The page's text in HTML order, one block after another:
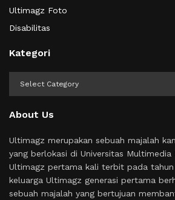
Ultimagz Foto
Disabilitas
Kategori
About Us
Ultimagz merupakan sebuah majalah
yang berlokasi di Universitas Multimedia
Ultimagz pertama kali terbit pada
keluarga Ultimagz generasi pertama
sebuah majalah yang bertujuan